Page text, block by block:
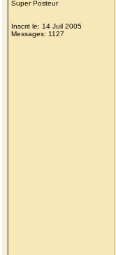
Super Posteur
Inscrit le: 14 Juil 2005
Messages: 1127